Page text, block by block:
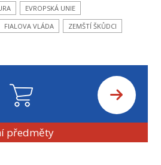
EVROPSKÁ UNIE
FIALOVA VLÁDA ZEMŠTÍ ŠKŮDCI
předměty